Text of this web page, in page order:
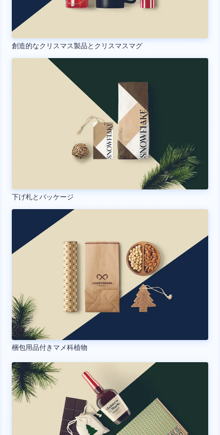
創造的なクリスマス製品とクリスマスマグ
下げ札とパッケージ
梱包用品付きマメ科植物